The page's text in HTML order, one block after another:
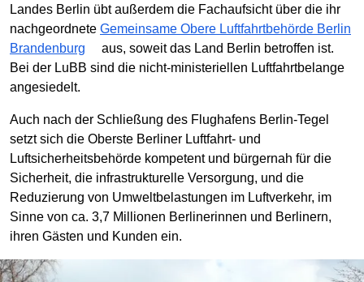
Landes Berlin übt außerdem die Fachaufsicht über die ihr
nachgeordnete Gemeinsame Obere Luftfahrtbehörde Berlin
Brandenburg
aus, soweit das Land Berlin betroffen ist.
Bei der LuBB sind die nicht-ministeriellen Luftfahrtbelange
angesiedelt.
Auch nach der Schließung des Flughafens Berlin-Tegel
setzt sich die Oberste Berliner Luftfahrt- und
Luftsicherheitsbehörde kompetent und bürgernah für die
Sicherheit, die infrastrukturelle Versorgung, und die
Reduzierung von Umweltbelastungen im Luftverkehr, im
Sinne von ca. 3,7 Millionen Berlinerinnen und Berlinern,
ihren Gästen und Kunden ein.